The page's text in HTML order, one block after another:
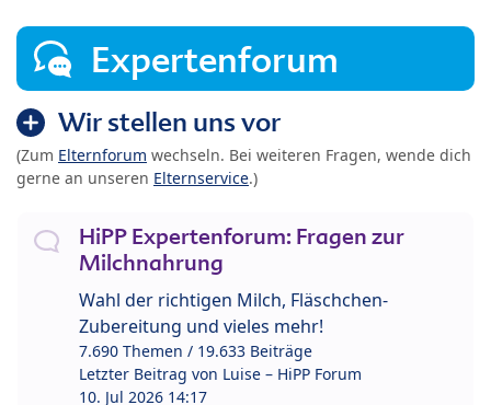
Expertenforum
Wir stellen uns vor
(Zum Elternforum wechseln. Bei weiteren Fragen, wende dich
gerne an unseren Elternservice.)
HiPP Expertenforum: Fragen zur
Milchnahrung
Wahl der richtigen Milch, Fläschchen-
Zubereitung und vieles mehr!
7.690 Themen / 19.633 Beiträge
Letzter Beitrag von Luise – HiPP Forum
10. Jul 2026 14:17